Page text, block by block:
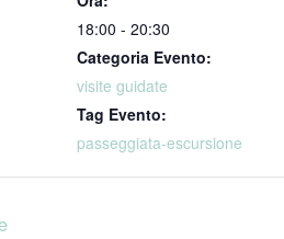
18:00 - 20:30
Categoria Evento:
visite guidate
Tag Evento:
passeggiata-escursione